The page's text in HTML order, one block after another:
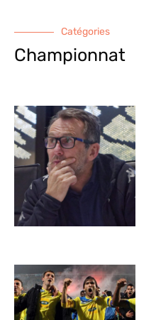
Catégories
Championnat